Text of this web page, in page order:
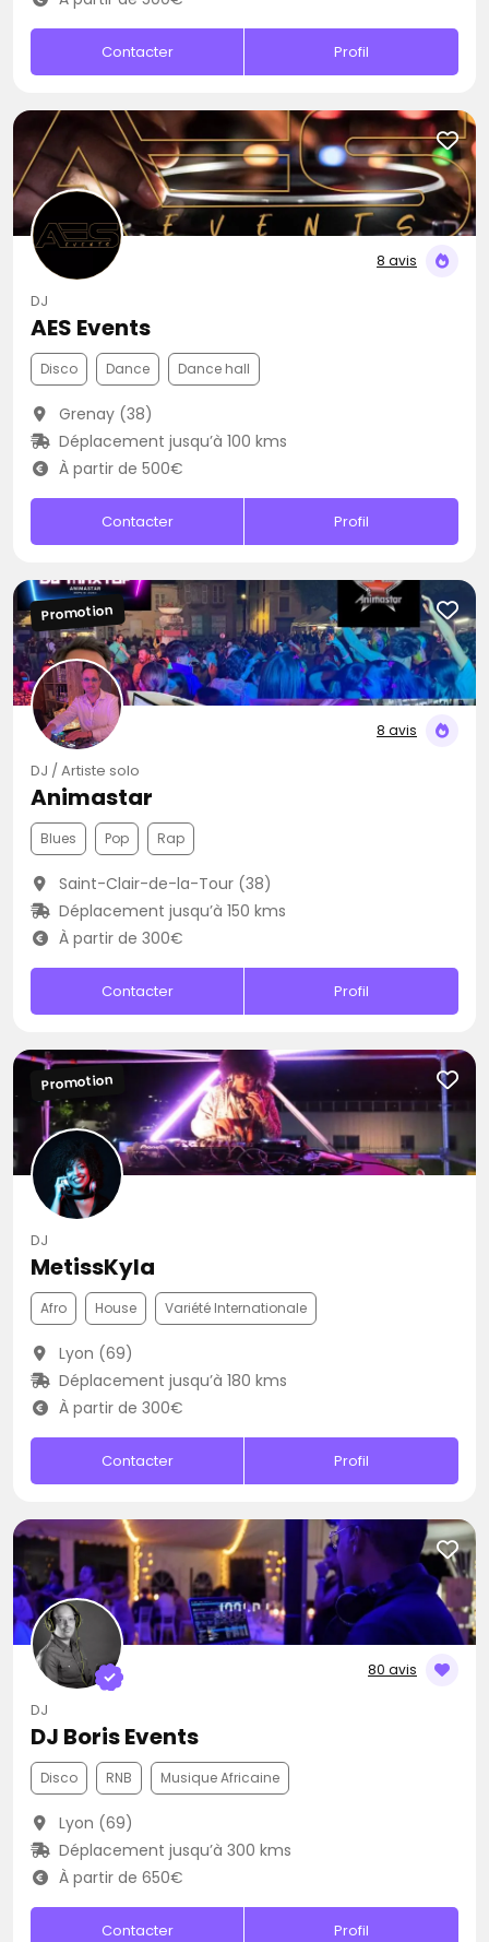
Contacter Profil
8 avis
DJ
AES Events
Disco Dance Dance hall
Grenay (38)
Déplacement jusqu’à 100 kms
À partir de 500€
Contacter Profil
8 avis
Promotion
DJ / Artiste solo
Animastar
Blues Pop Rap
Saint-Clair-de-la-Tour (38)
Déplacement jusqu’à 150 kms
À partir de 300€
Contacter Profil
Promotion
DJ
MetissKyla
Afro House Variété Internationale
Lyon (69)
Déplacement jusqu’à 180 kms
À partir de 300€
Contacter Profil
80 avis
DJ
DJ Boris Events
Disco RNB Musique Africaine
Lyon (69)
Déplacement jusqu’à 300 kms
À partir de 650€
Contacter Profil